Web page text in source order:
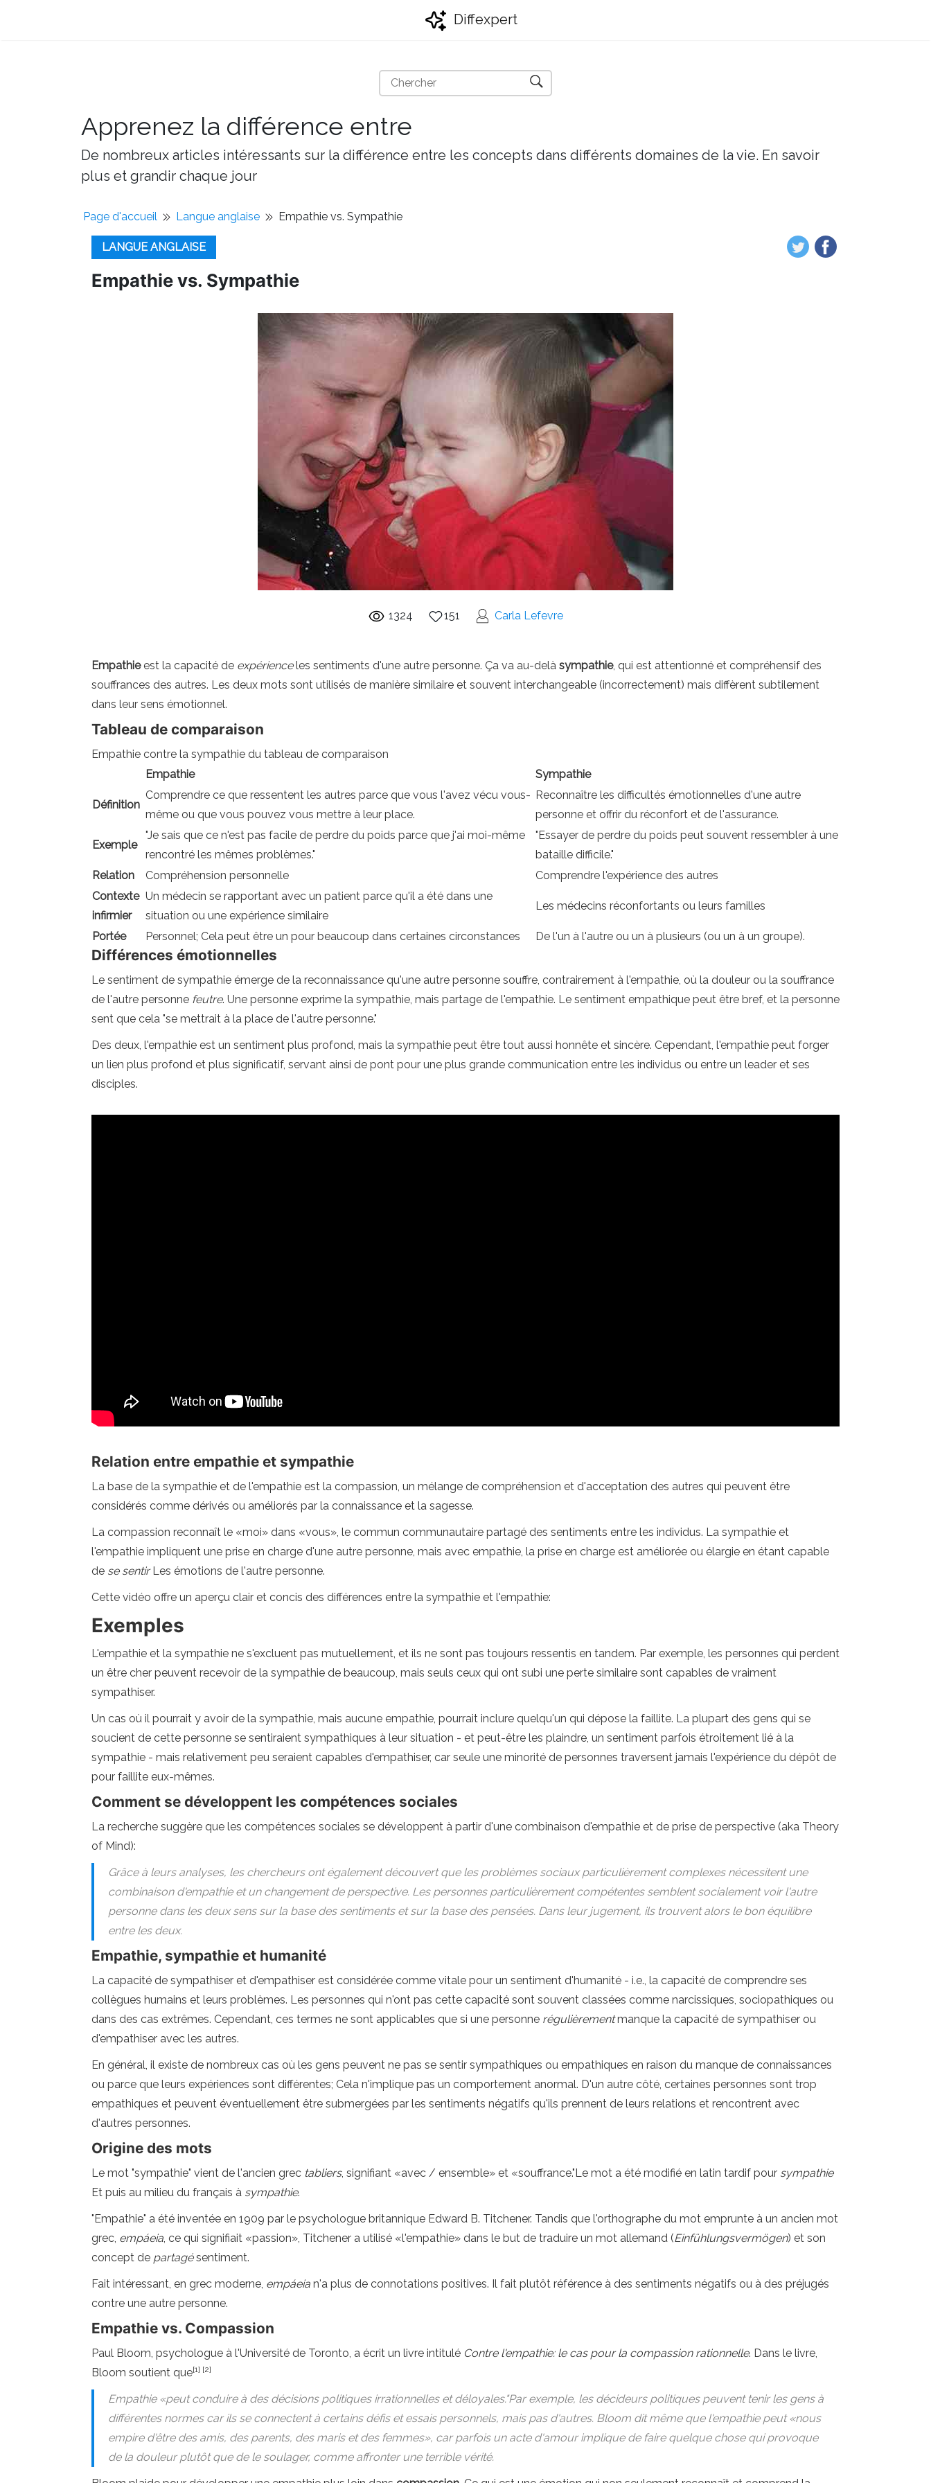
Diffexpert
Apprenez la différence entre
De nombreux articles intéressants sur la différence entre les concepts dans différents domaines de la vie. En savoir
plus et grandir chaque jour
Page d'accueil Langue anglaise Empathie vs. Sympathie
LANGUE ANGLAISE
Empathie vs. Sympathie
1324 151 Carla Lefevre
Empathieest la capacité de expérienceles sentiments d'une autre personne. Ça va au-delà sympathie, qui est attentionné et compréhensif des
souffrances des autres. Les deux mots sont utilisés de manière similaire et souvent interchangeable (incorrectement) mais diffèrent subtilement
dans leur sens émotionnel.
Tableau de comparaison
Empathie contre la sympathie du tableau de comparaison
Empathie
Sympathie
Définition
Comprendre ce que ressentent les autres parce que vous l'avez vécu vous-
même ou que vous pouvez vous mettre à leur place.
Reconnaître les difficultés émotionnelles d'une autre
personne et offrir du réconfort et de l'assurance.
Exemple
"Je sais que ce n'est pas facile de perdre du poids parce que j'ai moi-même
rencontré les mêmes problèmes."
"Essayer de perdre du poids peut souvent ressembler à une
bataille difficile."
Relation
Compréhension personnelle
Comprendre l'expérience des autres
Contexte
infirmier
Un médecin se rapportant avec un patient parce qu'il a été dans une
situation ou une expérience similaire
Les médecins réconfortants ou leurs familles
Portée Personnel; Cela peut être un pour beaucoup dans certaines circonstances De l'un à l'autre ou un à plusieurs (ou un à un groupe).
Différences émotionnelles
Le sentiment de sympathie émerge de la reconnaissance qu'une autre personne souffre, contrairement à l'empathie, où la douleur ou la souffrance
de l'autre personne feutre. Une personne exprime la sympathie, mais partage de l'empathie. Le sentiment empathique peut être bref, et la personne
sent que cela "se mettrait à la place de l'autre personne."
Des deux, l'empathie est un sentiment plus profond, mais la sympathie peut être tout aussi honnête et sincère. Cependant, l'empathie peut forger
un lien plus profond et plus significatif, servant ainsi de pont pour une plus grande communication entre les individus ou entre un leader et ses
disciples.
Relation entre empathie et sympathie
La base de la sympathie et de l'empathie est la compassion, un mélange de compréhension et d'acceptation des autres qui peuvent être
considérés comme dérivés ou améliorés par la connaissance et la sagesse.
La compassion reconnaît le «moi» dans «vous», le commun communautaire partagé des sentiments entre les individus. La sympathie et
l'empathie impliquent une prise en charge d'une autre personne, mais avec empathie, la prise en charge est améliorée ou élargie en étant capable
de se sentirLes émotions de l'autre personne.
Cette vidéo offre un aperçu clair et concis des différences entre la sympathie et l'empathie:
Exemples
L'empathie et la sympathie ne s'excluent pas mutuellement, et ils ne sont pas toujours ressentis en tandem. Par exemple, les personnes qui perdent
un être cher peuvent recevoir de la sympathie de beaucoup, mais seuls ceux qui ont subi une perte similaire sont capables de vraiment
sympathiser.
Un cas où il pourrait y avoir de la sympathie, mais aucune empathie, pourrait inclure quelqu'un qui dépose la faillite. La plupart des gens qui se
soucient de cette personne se sentiraient sympathiques à leur situation - et peut-être les plaindre, un sentiment parfois étroitement lié à la
sympathie - mais relativement peu seraient capables d'empathiser, car seule une minorité de personnes traversent jamais l'expérience du dépôt de
pour faillite eux-mêmes.
Comment se développent les compétences sociales
La recherche suggère que les compétences sociales se développent à partir d'une combinaison d'empathie et de prise de perspective (aka Theory
of Mind):
Grâce à leurs analyses, les chercheurs ont également découvert que les problèmes sociaux particulièrement complexes nécessitent une
combinaison d'empathie et un changement de perspective. Les personnes particulièrement compétentes semblent socialement voir l'autre
personne dans les deux sens sur la base des sentiments et sur la base des pensées. Dans leur jugement, ils trouvent alors le bon équilibre
entre les deux.
Empathie, sympathie et humanité
La capacité de sympathiser et d'empathiser est considérée comme vitale pour un sentiment d'humanité - i.e., la capacité de comprendre ses
collègues humains et leurs problèmes. Les personnes qui n'ont pas cette capacité sont souvent classées comme narcissiques, sociopathiques ou
dans des cas extrêmes. Cependant, ces termes ne sont applicables que si une personne régulièrementmanque la capacité de sympathiser ou
d'empathiser avec les autres.
En général, il existe de nombreux cas où les gens peuvent ne pas se sentir sympathiques ou empathiques en raison du manque de connaissances
ou parce que leurs expériences sont différentes; Cela n'implique pas un comportement anormal. D'un autre côté, certaines personnes sont trop
empathiques et peuvent éventuellement être submergées par les sentiments négatifs qu'ils prennent de leurs relations et rencontrent avec
d'autres personnes.
Origine des mots
Le mot "sympathie" vient de l'ancien grec tabliers, signifiant «avec / ensemble» et «souffrance."Le mot a été modifié en latin tardif pour sympathie
Et puis au milieu du français à sympathie.
"Empathie" a été inventée en 1909 par le psychologue britannique Edward B. Titchener. Tandis que l'orthographe du mot emprunte à un ancien mot
grec, empáeia, ce qui signifiait «passion», Titchener a utilisé «l'empathie» dans le but de traduire un mot allemand (Einfühlungsvermögen) et son
concept de partagésentiment.
Fait intéressant, en grec moderne, empáeia n'a plus de connotations positives. Il fait plutôt référence à des sentiments négatifs ou à des préjugés
contre une autre personne.
Empathie vs. Compassion
Paul Bloom, psychologue à l'Université de Toronto, a écrit un livre intitulé Contre l'empathie: le cas pour la compassion rationnelle. Dans le livre,
Bloom soutient que[1] [2]
Empathie «peut conduire à des décisions politiques irrationnelles et déloyales."Par exemple, les décideurs politiques peuvent tenir les gens à
différentes normes car ils se connectent à certains défis et essais personnels, mais pas d'autres. Bloom dit même que l'empathie peut «nous
empire d'être des amis, des parents, des maris et des femmes», car parfois un acte d'amour implique de faire quelque chose qui provoque
de la douleur plutôt que de le soulager, comme affronter une terrible vérité.